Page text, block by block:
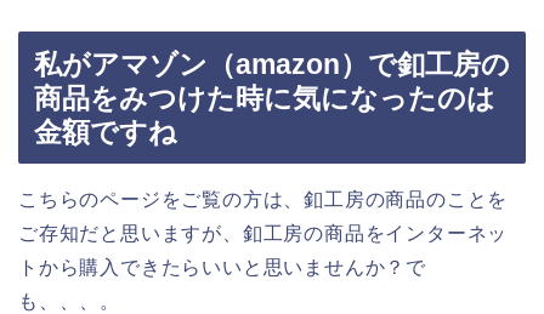
私がアマゾン（amazon）で釦工房の
商品をみつけた時に気になったのは
金額ですね
こちらのページをご覧の方は、釦工房の商品のことを
ご存知だと思いますが、釦工房の商品をインターネッ
トから購入できたらいいと思いませんか？で
も、、、。